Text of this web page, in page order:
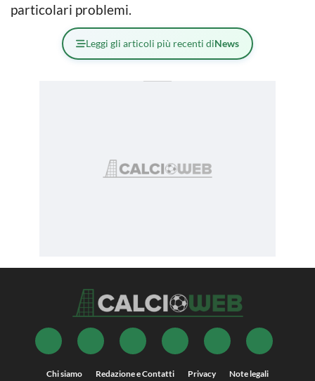
particolari problemi.
Leggi gli articoli più recenti diNews
Chi siamo Redazione e Contatti Privacy Note legali